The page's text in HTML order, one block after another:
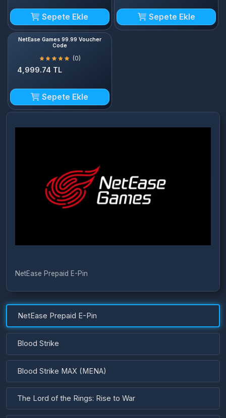
NetEase Games 99.99 Voucher
Code
(0)
4,999.74 TL
Sepete Ekle
NetEase Prepaid E-Pin
Blood Strike
Blood Strike MAX (MENA)
The Lord of the Rings: Rise to War
Infinite Lagrange
Infinite Borders